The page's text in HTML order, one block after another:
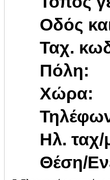
Οδός
Ταχ.
Πόλη:
Χώρα:
Ηλ. ταχ/
Θέση/